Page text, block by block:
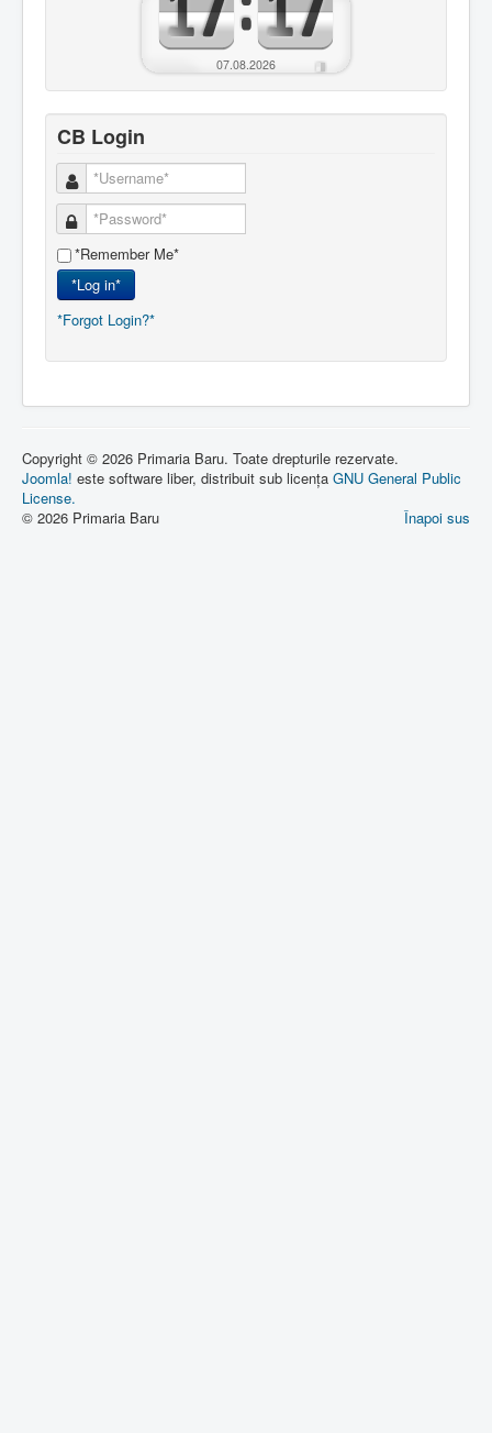
07.08.2026
CB Login
*Remember Me*
*Log in*
*Forgot Login?*
Copyright © 2026 Primaria Baru. Toate drepturile rezervate.
Joomla! este software liber, distribuit sub licența GNU General Public
License.
Înapoi sus
© 2026 Primaria Baru